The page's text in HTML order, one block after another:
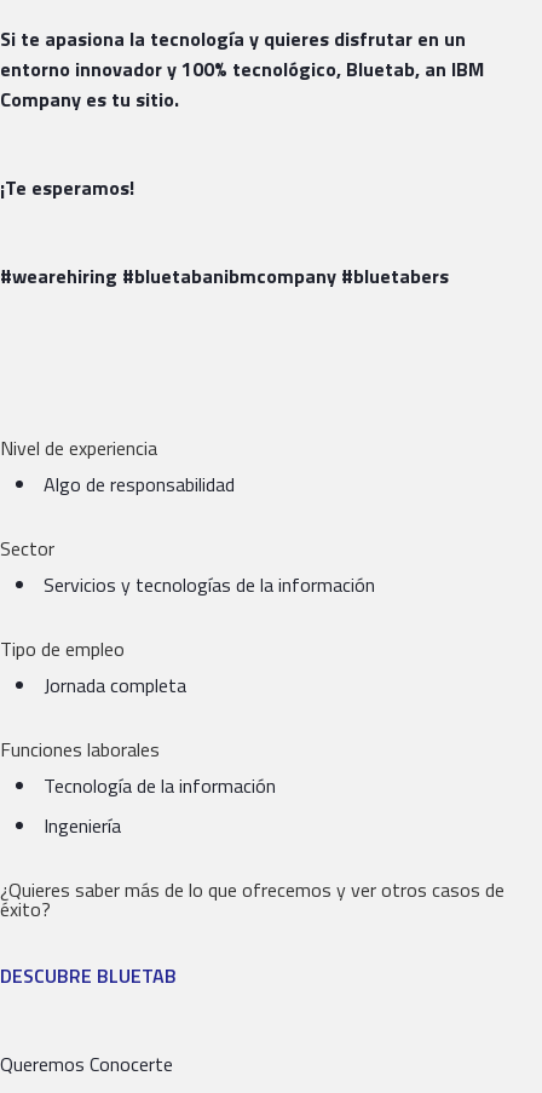
Si te apasiona la tecnología y quieres disfrutar en un
entorno innovador y 100% tecnológico, Bluetab, an IBM
Company es tu sitio.
¡Te esperamos!
#wearehiring #bluetabanibmcompany #bluetabers
Nivel de experiencia
Algo de responsabilidad
Sector
Servicios y tecnologías de la información
Tipo de empleo
Jornada completa
Funciones laborales
Tecnología de la información
Ingeniería
¿Quieres saber más de lo que ofrecemos y ver otros casos de
éxito?
DESCUBRE BLUETAB
Queremos Conocerte